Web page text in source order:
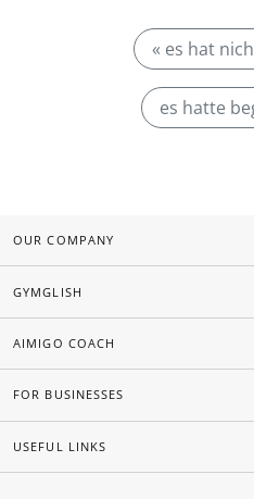
« es hat
es hatte
OUR COMPANY
GYMGLISH
AIMIGO COACH
FOR BUSINESSES
USEFUL LINKS